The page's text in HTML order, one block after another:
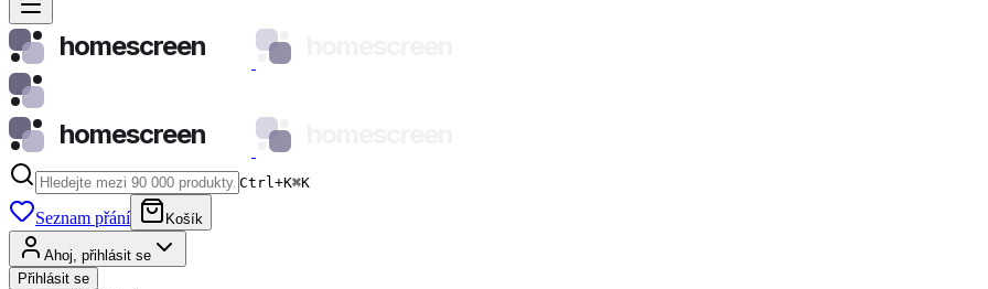
homescreen
homescreen
Ctrl+K⌘K
Seznam přání Košík
Ahoj, přihlásit se
Přihlásit se